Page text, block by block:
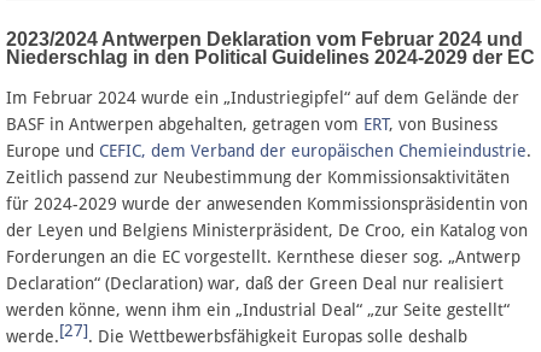
2023/2024 Antwerpen Deklaration vom Februar 2024 und
Niederschlag in den Political Guidelines 2024-2029 der EC
Im Februar 2024 wurde ein „Industriegipfel“ auf dem Gelände der
BASF in Antwerpen abgehalten, getragen vom ERT, von Business
Europe und CEFIC, dem Verband der europäischen Chemieindustrie.
Zeitlich passend zur Neubestimmung der Kommissionsaktivitäten
für 2024-2029 wurde der anwesenden Kommissionspräsidentin von
der Leyen und Belgiens Ministerpräsident, De Croo, ein Katalog von
Forderungen an die EC vorgestellt. Kernthese dieser sog. „Antwerp
Declaration“ (Declaration) war, daß der Green Deal nur realisiert
werden könne, wenn ihm ein „Industrial Deal“ „zur Seite gestellt“
werde.[27]. Die Wettbewerbsfähigkeit Europas solle deshalb